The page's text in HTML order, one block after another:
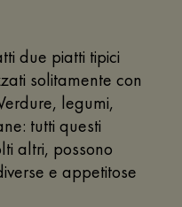
due piatti tipici
solitamente con
legumi,
tutti questi
altri, possono
e appetitose